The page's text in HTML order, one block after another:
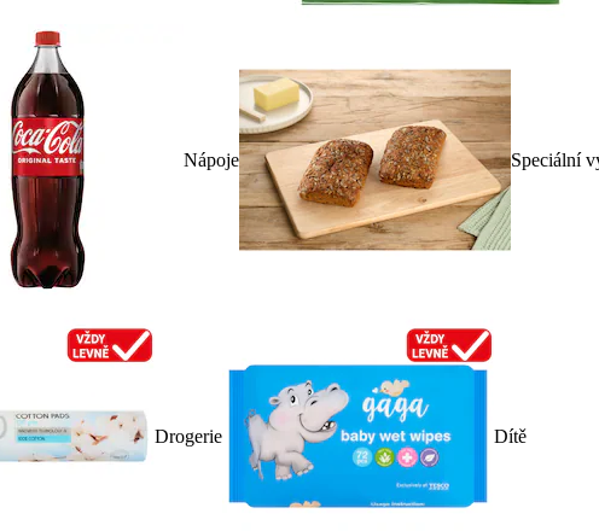
Nápoje Speciální
Drogerie Dítě